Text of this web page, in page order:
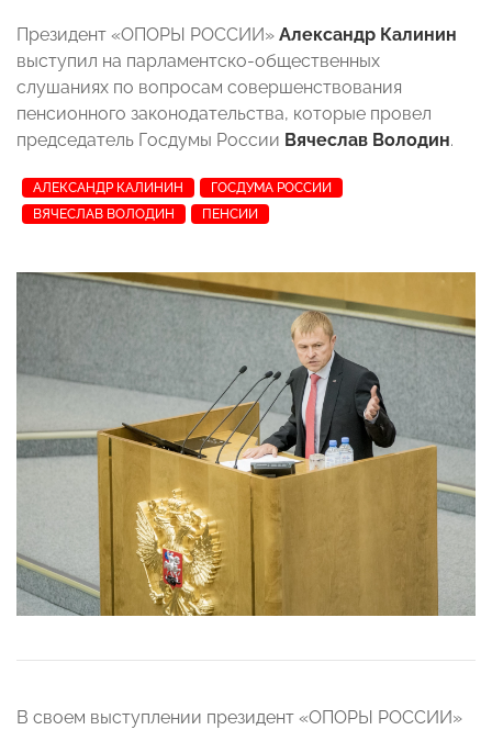
Президент «ОПОРЫ РОССИИ» Александр Калинин
выступил на парламентско-общественных
слушаниях по вопросам совершенствования
пенсионного законодательства, которые провел
председатель Госдумы России Вячеслав Володин.
АЛЕКСАНДР КАЛИНИН
ГОСДУМА РОССИИ
ВЯЧЕСЛАВ ВОЛОДИН
ПЕНСИИ
В своем выступлении президент «ОПОРЫ РОССИИ»